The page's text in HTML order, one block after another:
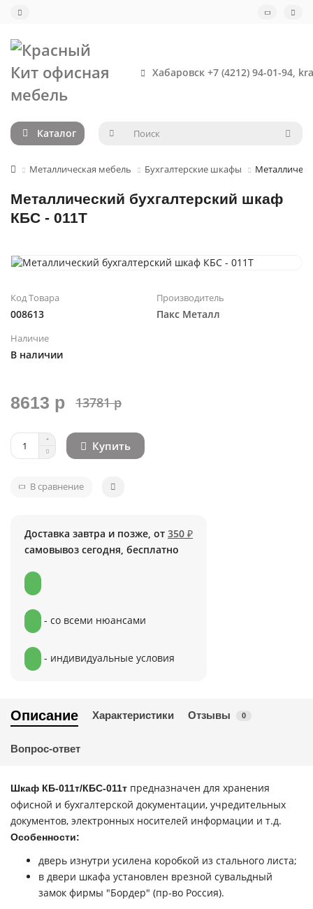
Хабаровск +7 (4212) 94-01-94,
Каталог
Металлическая мебель Бухгалтерские шкафы
Металлический бухгалтерский шкаф
КБС - 011Т
Код Товара
008613
Производитель
Пакс Металл
Наличие
В наличии
8613 р 13781 р
Купить
В сравнение
Доставка завтра и позже, от 350 ₽
самовывоз сегодня, бесплатно
- со всеми нюансами
- индивидуальные условия
Описание Характеристики Отзывы 0
Вопрос-ответ
Шкаф КБ-011т/КБС-011т предназначен для хранения
офисной и бухгалтерской документации, учредительных
документов, электронных носителей информации и т.д.
Особенности:
дверь изнутри усилена коробкой из стального листа;
в двери шкафа установлен врезной сувальдный
замок фирмы "Бордер" (пр-во Россия).